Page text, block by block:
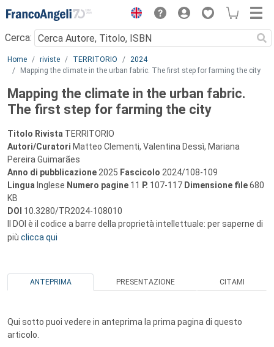
Menu
Cerca:
Main content
Home riviste TERRITORIO
2024
Mapping the climate in the urban fabric. The first step for farming the city
Mapping the climate in the urban fabric.
The first step for farming the city
Titolo Rivista TERRITORIO
Autori/Curatori Matteo Clementi, Valentina Dessì, Mariana
Pereira Guimarães
Anno di pubblicazione 2025 Fascicolo 2024/108-109
Lingua Inglese Numero pagine 11 P. 107-117 Dimensione file680
KB
DOI 10.3280/TR2024-108010
Il DOI è il codice a barre della proprietà intellettuale: per saperne di
più clicca qui
ANTEPRIMA PRESENTAZIONE CITAMI
Qui sotto puoi vedere in anteprima la prima pagina di questo
articolo.